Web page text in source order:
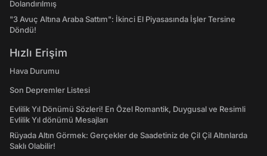
Dolandırılmış
"3 Avuç Altına Araba Sattım": İkinci El Piyasasında İşler Tersine
Döndü!
Hızlı Erişim
Hava Durumu
Son Depremler Listesi
Evlilik Yıl Dönümü Sözleri! En Özel Romantik, Duygusal ve Resimli
Evlilik Yıl dönümü Mesajları
Rüyada Altın Görmek: Gerçekler de Saadetiniz de Çil Çil Altınlarda
Saklı Olabilir!